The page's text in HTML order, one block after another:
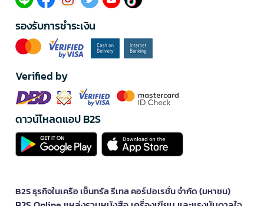
รองรับการชำระเงิน
Verified by
ดาวน์โหลดแอป B2S
B2S ธุรกิจในเครือ เซ็นทรัล รีเทล คอร์ปอเรชั่น จำกัด (มหาชน)